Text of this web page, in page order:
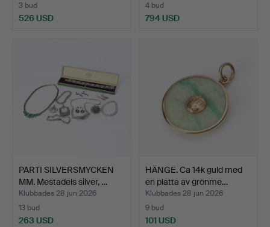
3 bud
526 USD
4 bud
794 USD
PARTI SILVERSMYCKEN
MM. Mestadels silver, …
Klubbades 28 jun 2026
13 bud
263 USD
HÄNGE. Ca 14k guld med
en platta av grönme…
Klubbades 28 jun 2026
9 bud
101 USD